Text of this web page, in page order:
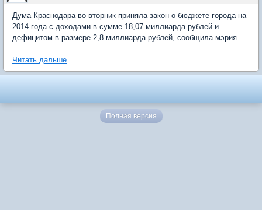
Дума Краснодара во вторник приняла закон о бюджете города на
2014 года с доходами в сумме 18,07 миллиарда рублей и
дефицитом в размере 2,8 миллиарда рублей, сообщила мэрия.
Читать дальше
Полная версия